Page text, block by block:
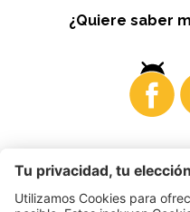
¿Quiere saber